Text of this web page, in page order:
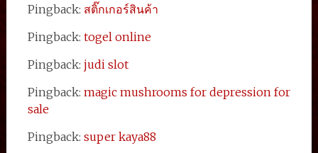
Pingback: สติ๊กเกอร์สินค้า
Pingback: togel online
Pingback: judi slot
Pingback: magic mushrooms for depression for
sale
Pingback: super kaya88